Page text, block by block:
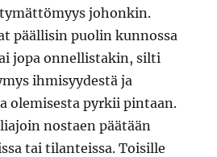
johonkin.
päällisin puolin kunnossa
jopa onnellistakin, silti
ihmisyydestä ja
olemisesta pyrkii pintaan.
nostaen päätään
tai tilanteissa. Toisille